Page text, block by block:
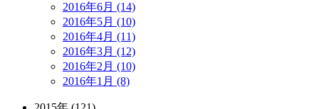
2016年6月 (14)
2016年5月 (10)
2016年4月 (11)
2016年3月 (12)
2016年2月 (10)
2016年1月 (8)